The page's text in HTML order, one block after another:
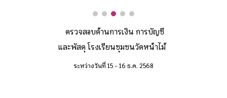
ตรวจสอบด้านการเงิน การบัญชี
และพัสดุ โรงเรียนชุมชนวัดหน้าไม้
ระหว่างวันที่ 15 - 16 ธ.ค. 2568